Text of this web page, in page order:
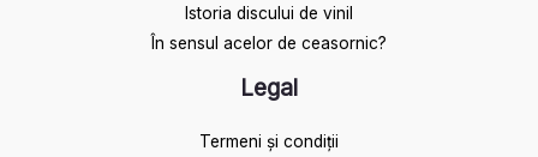
Istoria discului de vinil
În sensul acelor de ceasornic?
Legal
Termeni și condiții